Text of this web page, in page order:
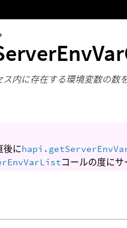
内に存在する環境変数の数
後に
コールの度に